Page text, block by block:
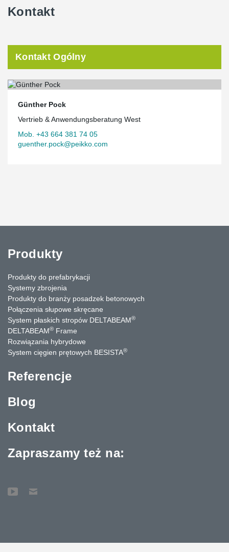
Kontakt
Kontakt Ogólny
Günther Pock
Vertrieb & Anwendungsberatung West
Mob. +43 664 381 74 05
guenther.pock@peikko.com
Produkty
Produkty do prefabrykacji
Systemy zbrojenia
Produkty do branży posadzek betonowych
Połączenia słupowe skręcane
System płaskich stropów DELTABEAM®
DELTABEAM® Frame
Rozwiązania hybrydowe
System cięgien prętowych BESISTA®
Referencje
Blog
Kontakt
Zapraszamy też na: